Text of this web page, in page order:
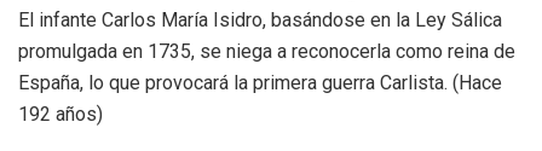
El infante Carlos María Isidro, basándose en la Ley Sálica
promulgada en 1735, se niega a reconocerla como reina de
España, lo que provocará la primera guerra Carlista. (Hace
192 años)